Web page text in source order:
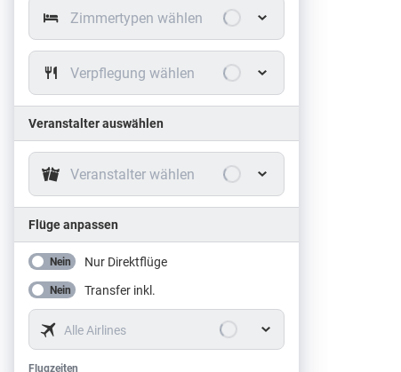
Zimmertypen wählen
Verpflegung wählen
Veranstalter auswählen
Veranstalter wählen
Flüge anpassen
Nein Nur Direktflüge
Nein Transfer inkl.
Alle Airlines
Flugzeiten
Flugzeiten